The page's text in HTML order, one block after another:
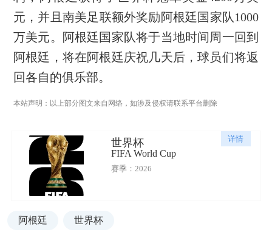
元，并且南美足联额外奖励阿根廷国家队1000
万美元。阿根廷国家队将于当地时间周一回到
阿根廷，将在阿根廷庆祝几天后，球员们将返
回各自的俱乐部。
本站声明：以上部分图文来自网络，如涉及侵权请联系平台删除
详情
世界杯
FIFA World Cup
赛季：2026
阿根廷 世界杯